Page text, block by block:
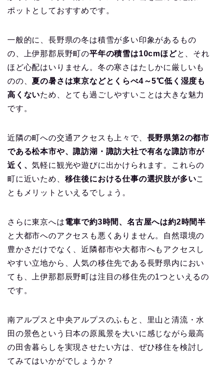
ポットとしておすすめです。
一般的に、長野県の冬は積雪が多い印象があるもの
の、上伊那郡辰野町の平年の積雪は10cmほどと、それ
ほど心配はいりません。冬の寒さはたしかに厳しいも
のの、夏の暑さは東京などとくらべ4～5℃低く湿度も
高くないため、とても過ごしやすいことは大きな魅力
です。
近隣の町への交通アクセスも上々で、 長野県第2の都市
である松本市や、諏訪湖・諏訪大社で有名な諏訪市が
近く、気軽に観光や遊びに出かけられます。これらの
町に近いため、 移住後における仕事の選択肢が多いこ
ともメリットといえるでしょう。
さらに東京へは電車で約3時間、名古屋へは約2時間半
と大都市へのアクセスも悪くありません。自然環境の
豊かさだけでなく、近隣都市や大都市へもアクセスし
やすい立地から、人気の移住先である長野県内におい
ても、上伊那郡辰野町は注目の移住先の1つといえるの
です。
南アルプスと中央アルプスのふもと、里山と清流・水
田の景色という日本の原風景を大いに感じながら最高
の田舎暮らしを実現させたい方は、ぜひ移住を検討し
てみてはいかがでしょうか？